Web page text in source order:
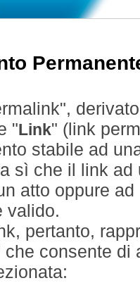
" Link" (link
stabile ad
sì che il link
atto oppure
valido.
pertanto,
che consente